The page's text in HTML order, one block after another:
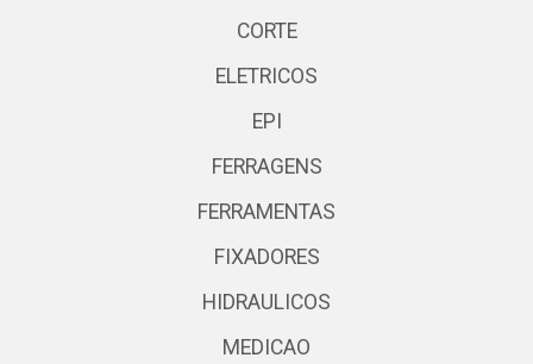
CORTE
ELETRICOS
EPI
FERRAGENS
FERRAMENTAS
FIXADORES
HIDRAULICOS
MEDICAO